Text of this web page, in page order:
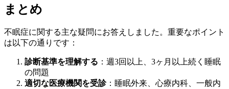
まとめ
不眠症に関する主な疑問にお答えしました。重要なポイント
は以下の通りです：
診断基準を理解する ：週3回以上、3ヶ月以上続く睡眠
の問題
適切な医療機関を受診：睡眠外来、心療内科、一般内